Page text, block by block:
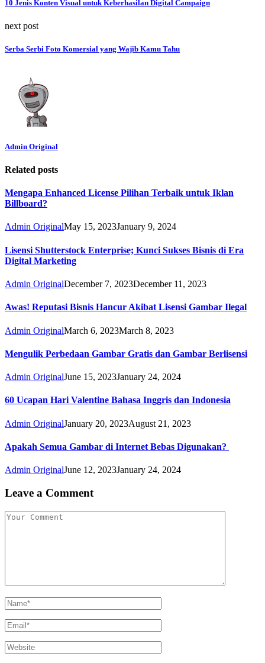
10 Jenis Konten Visual untuk Keberhasilan Digital Campaign
next post
Serba Serbi Foto Komersial yang Wajib Kamu Tahu
Admin Original
Related posts
Mengapa Enhanced License Pilihan Terbaik untuk Iklan
Billboard?
Admin OriginalMay 15, 2023January 9, 2024
Lisensi Shutterstock Enterprise; Kunci Sukses Bisnis di Era
Digital Marketing
Admin OriginalDecember 7, 2023December 11, 2023
Awas! Reputasi Bisnis Hancur Akibat Lisensi Gambar Ilegal
Admin OriginalMarch 6, 2023March 8, 2023
Mengulik Perbedaan Gambar Gratis dan Gambar Berlisensi
Admin OriginalJune 15, 2023January 24, 2024
60 Ucapan Hari Valentine Bahasa Inggris dan Indonesia
Admin OriginalJanuary 20, 2023August 21, 2023
Apakah Semua Gambar di Internet Bebas Digunakan?
Admin OriginalJune 12, 2023January 24, 2024
Leave a Comment